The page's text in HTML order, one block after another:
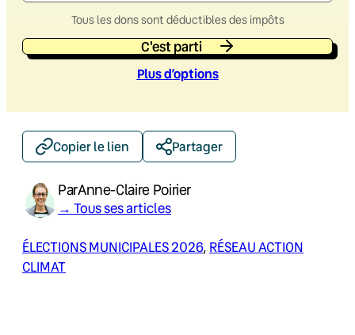
Tous les dons sont déductibles des impôts
C'est parti
Plus d’options
Copier le lien Partager
ParAnne-Claire Poirier
→ Tous ses articles
ÉLECTIONS MUNICIPALES 2026, RÉSEAU ACTION
CLIMAT